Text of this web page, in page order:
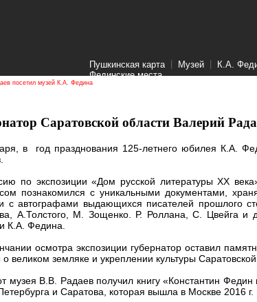
Пушкинская карта Музей К.А.
Фединские места
посетил музей К.А. Федина
Саратовской области Валерий
в год празднования 125-летнего юбилея К.А.
по экспозиции «Дом русской литературы ХХ
познакомился с уникальными документами,
с автографами выдающихся писателей прошлого
А.Толстого, М. Зощенко. Р. Роллана, С. Цвейга и
К.А. Федина.
осмотра экспозиции губернатор оставил
о великом земляке и укреплении культуры
музея В.В. Радаев получил книгу «Константин
и Саратова, которая вышла в Москве 2016 г.